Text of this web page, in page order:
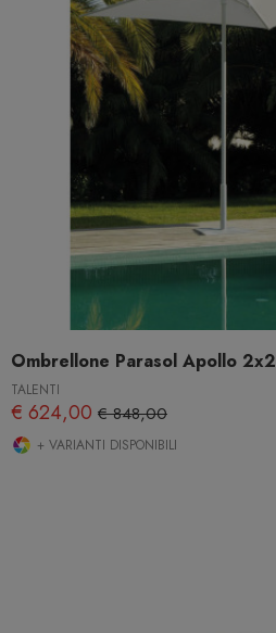
Ombrellone Parasol Apollo 2x2
TALENTI
€ 624,00 € 848,00
+ VARIANTI DISPONIBILI